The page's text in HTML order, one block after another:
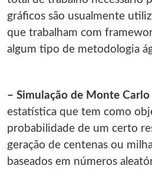
gráficos são usualmente
que trabalham com
algum tipo de metodologia
– Simulação de Monte Carlo
estatística que tem como
probabilidade de um certo
geração de centenas ou
baseados em números